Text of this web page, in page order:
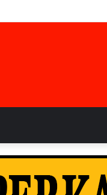
dr. Alex di Siak